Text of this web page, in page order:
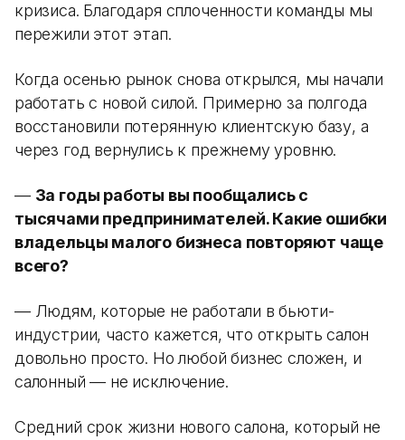
кризиса. Благодаря сплоченности команды мы
пережили этот этап.
Когда осенью рынок снова открылся, мы начали
работать с новой силой. Примерно за полгода
восстановили потерянную клиентскую базу, а
через год вернулись к прежнему уровню.
— За годы работы вы пообщались с
тысячами предпринимателей. Какие ошибки
владельцы малого бизнеса повторяют чаще
всего?
— Людям, которые не работали в бьюти-
индустрии, часто кажется, что открыть салон
довольно просто. Но любой бизнес сложен, и
салонный — не исключение.
Средний срок жизни нового салона, который не